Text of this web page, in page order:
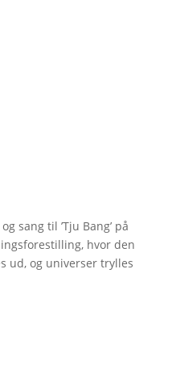
sang til ’Tju Bang’ på
hvor den
ud, og universer trylles